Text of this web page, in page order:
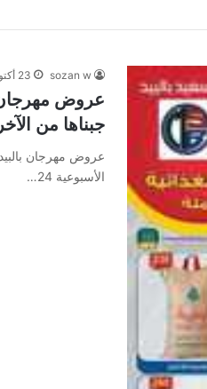
sozan w 23 أكتوبر,2019
جبناها من الآخر
الأسبوعية 24…